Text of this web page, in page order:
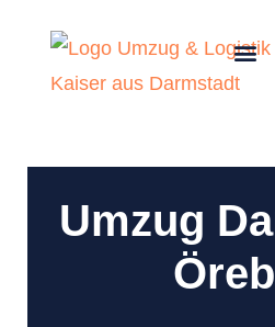
Umzug